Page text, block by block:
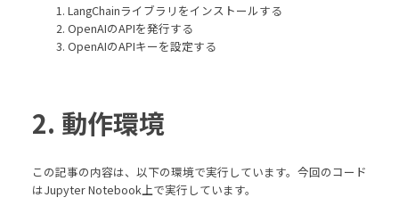
LangChainライブラリをインストールする
OpenAIのAPIを発行する
OpenAIのAPIキーを設定する
2. 動作環境
この記事の内容は、以下の環境で実行しています。今回のコード
はJupyter Notebook上で実行しています。